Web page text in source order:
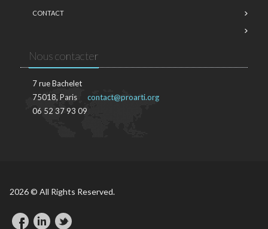
CONTACT
Nous contacter
7 rue Bachelet
75018, Paris
06 52 37 93 09
contact@proarti.org
2026 © All Rights Reserved.